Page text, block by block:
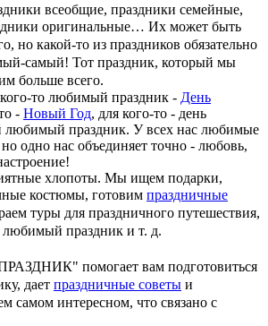
всеобщие, праздники семейные,
оригинальные… Их может быть
но какой-то из праздников обязательно
самый! Тот праздник, который мы
больше всего.
то любимый праздник - День
- Новый Год, для кого-то - день
любимый праздник. У всех нас любимые
одно нас объединяет точно - любовь,
хлопоты. Мы ищем подарки,
костюмы, готовим праздничные
туры для праздничного путешествия,
любимый праздник и т. д.
помогает вам подготовиться
дает праздничные советы и
самом интересном, что связано с